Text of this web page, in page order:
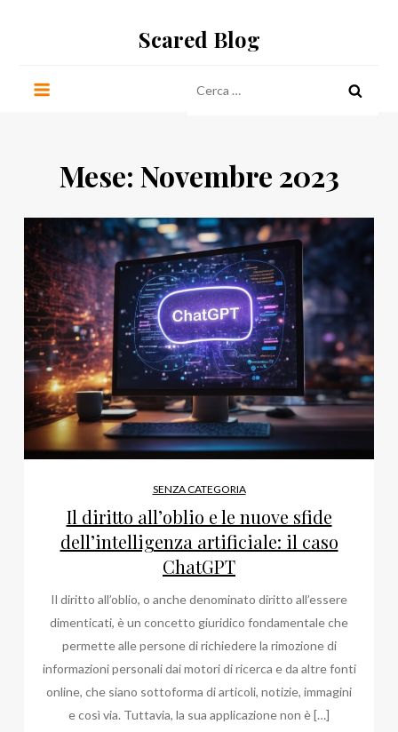
Scared Blog
per:
Mese: Novembre 2023
SENZA CATEGORIA
Il diritto all’oblio e le nuove sfide
dell’intelligenza artificiale: il caso
ChatGPT
Il diritto all’oblio, o anche denominato diritto all’essere
dimenticati, è un concetto giuridico fondamentale che
permette alle persone di richiedere la rimozione di
informazioni personali dai motori di ricerca e da altre fonti
online, che siano sottoforma di articoli, notizie, immagini
e così via. Tuttavia, la sua applicazione non è […]